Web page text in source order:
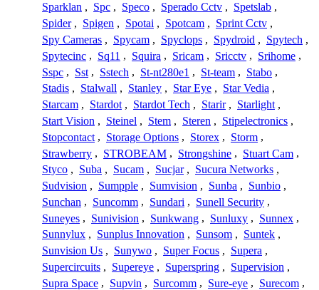
Sparklan , Spc , Speco , Sperado Cctv , Spetslab ,
Spider , Spigen , Spotai , Spotcam , Sprint Cctv ,
Spy Cameras , Spycam , Spyclops , Spydroid , Spytech ,
Spytecinc , Sq11 , Squira , Sricam , Sricctv , Srihome ,
Sspc , Sst , Sstech , St-nt280e1 , St-team , Stabo ,
Stadis , Stalwall , Stanley , Star Eye , Star Vedia ,
Starcam , Stardot , Stardot Tech , Starir , Starlight ,
Start Vision , Steinel , Stem , Steren , Stipelectronics ,
Stopcontact , Storage Options , Storex , Storm ,
Strawberry , STROBEAM , Strongshine , Stuart Cam ,
Styco , Suba , Sucam , Sucjar , Sucura Networks ,
Sudvision , Sumpple , Sumvision , Sunba , Sunbio ,
Sunchan , Suncomm , Sundari , Sunell Security ,
Suneyes , Sunivision , Sunkwang , Sunluxy , Sunnex ,
Sunnylux , Sunplus Innovation , Sunsom , Suntek ,
Sunvision Us , Sunywo , Super Focus , Supera ,
Supercircuits , Supereye , Superspring , Supervision ,
Supra Space , Supvin , Surcomm , Sure-eye , Surecom ,